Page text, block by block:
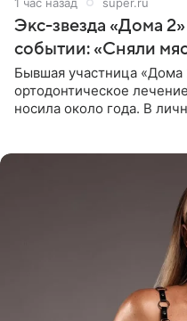
Экс-звезда «Дома
событии: «Сняли
Бывшая участница
ортодонтическое
носила около года. В